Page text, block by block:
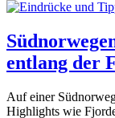
entlang der
Auf einer
Highlights wie